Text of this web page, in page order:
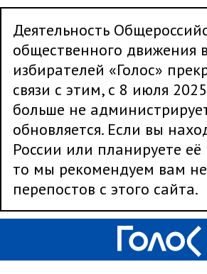
Деятельность
общественного движения
избирателей «Голос»
связи с этим, с 8 июля
больше не
обновляется. Если вы
России или планируете
то мы рекомендуем вам
перепостов с этого сайта.